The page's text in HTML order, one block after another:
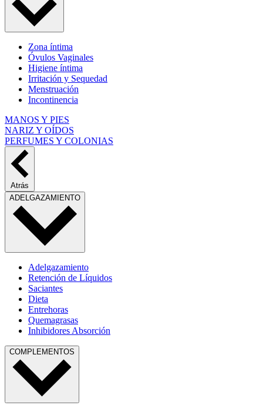
Zona íntima
Óvulos Vaginales
Higiene íntima
Irritación y Sequedad
Menstruación
Incontinencia
MANOS Y PIES
NARIZ Y OÍDOS
PERFUMES Y COLONIAS
Atrás
ADELGAZAMIENTO
Adelgazamiento
Retención de Líquidos
Saciantes
Dieta
Entrehoras
Quemagrasas
Inhibidores Absorción
COMPLEMENTOS